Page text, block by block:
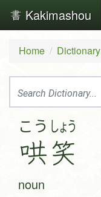
Kakimashou
Home Dictionary
こう
哄
しょう
笑
noun